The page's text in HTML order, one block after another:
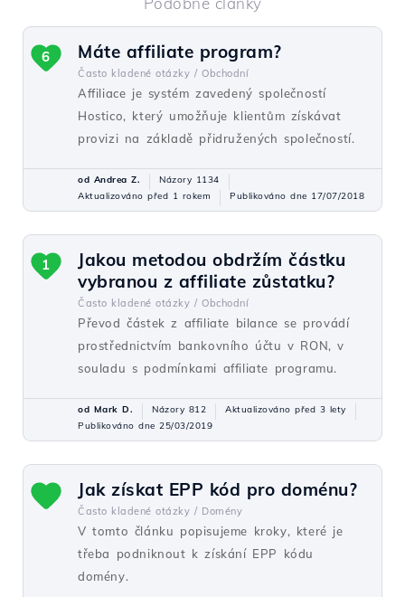
Máte affiliate program?
Často kladené otázky / Obchodní
Affiliace je systém zavedený společností
Hostico, který umožňuje klientům získávat
provizi na základě přidružených společností.
6
od Andrea Z.
Názory 1134
Aktualizováno před 1 rokem
Publikováno dne 17/07/2018
Jakou metodou obdržím částku
vybranou z affiliate zůstatku?
Často kladené otázky / Obchodní
Převod částek z affiliate bilance se provádí
prostřednictvím bankovního účtu v RON, v
souladu s podmínkami affiliate programu.
1
od Mark D. Názory 812
Aktualizováno před 3 lety
Publikováno dne 25/03/2019
Jak získat EPP kód pro doménu?
Často kladené otázky / Domény
V tomto článku popisujeme kroky, které je
třeba podniknout k získání EPP kódu
domény.